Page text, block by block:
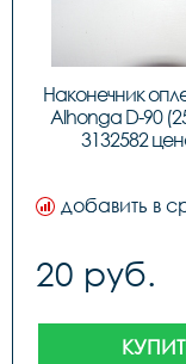
Наконечник
Alhonga D-90
3132582
добавить в
20 руб.